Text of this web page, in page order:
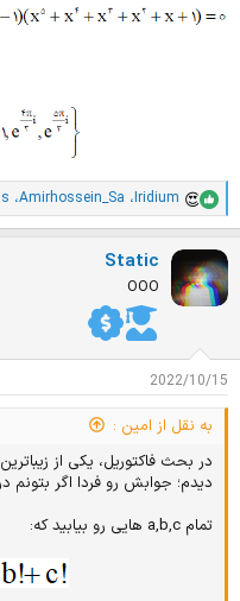
ا
م
ت
ی
ا
ز
:
Iridium، Amirhossein_Sa،
Static
OOO
2022/10/15
به نقل از امین :
در بحث فاکتوریل، یکی از
دیدم؛ جوابش رو فردا اگر بتونم
تمام a,b,c هایی رو بیابید که: